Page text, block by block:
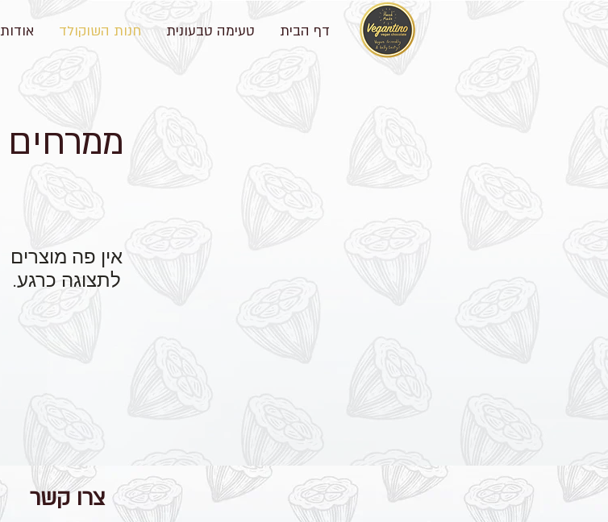
דף הבית טעימה טבעונית חנות השוקולד אודות
ממרחים
לתצוגה כרגע.
צרו קשר